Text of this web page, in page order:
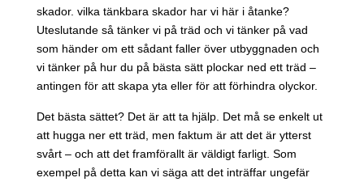
skador. vilka tänkbara skador har vi här i åtanke?
Uteslutande så tänker vi på träd och vi tänker på vad
som händer om ett sådant faller över utbyggnaden och
vi tänker på hur du på bästa sätt plockar ned ett träd –
antingen för att skapa yta eller för att förhindra olyckor.
Det bästa sättet? Det är att ta hjälp. Det må se enkelt ut
att hugga ner ett träd, men faktum är att det är ytterst
svårt – och att det framförallt är väldigt farligt. Som
exempel på detta kan vi säga att det inträffar ungefär